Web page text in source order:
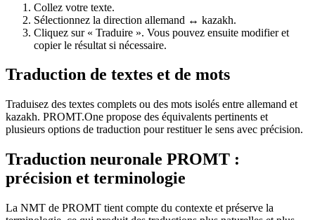
Collez votre texte.
Sélectionnez la direction allemand ↔ kazakh.
Cliquez sur « Traduire ». Vous pouvez ensuite modifier et
copier le résultat si nécessaire.
Traduction de textes et de mots
Traduisez des textes complets ou des mots isolés entre allemand et
kazakh. PROMT.One propose des équivalents pertinents et
plusieurs options de traduction pour restituer le sens avec précision.
Traduction neuronale PROMT :
précision et terminologie
La NMT de PROMT tient compte du contexte et préserve la